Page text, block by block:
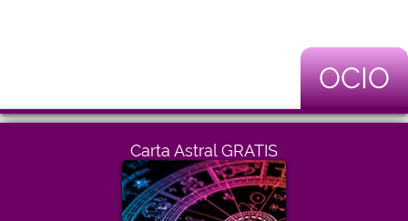
OCIO
Carta Astral GRATIS